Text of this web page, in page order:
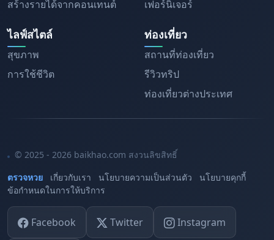
สร้างรายได้จากคอนเทนต์
เฟอร์นิเจอร์
ไลฟ์สไตล์
สุขภาพ
การใช้ชีวิต
ท่องเที่ยว
สถานที่ท่องเที่ยว
รีวิวทริป
ท่องเที่ยวต่างประเทศ
© 2025 - 2026 baikhao.com สงวนลิขสิทธิ์
ตรวจหวย
เกี่ยวกับเรา นโยบายความเป็นส่วนตัว
นโยบายคุกกี้
ข้อกำหนดในการให้บริการ
Facebook Twitter Instagram